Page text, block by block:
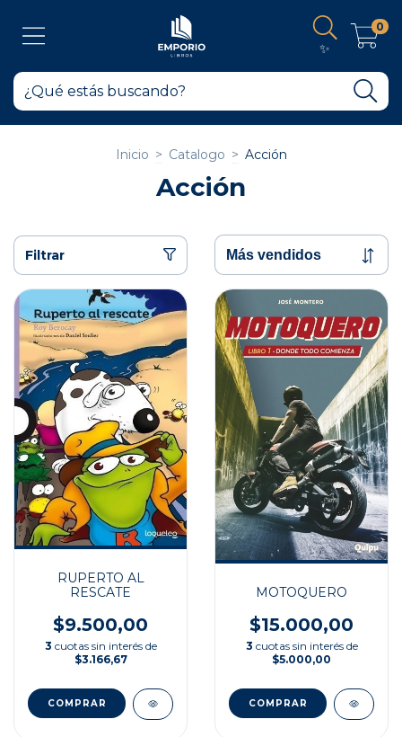
✨
0
Inicio > Catalogo > Acción
Acción
Filtrar
RUPERTO AL
RESCATE
$9.500,00
3 cuotas sin interés de
$3.166,67
MOTOQUERO
$15.000,00
3 cuotas sin interés de
$5.000,00